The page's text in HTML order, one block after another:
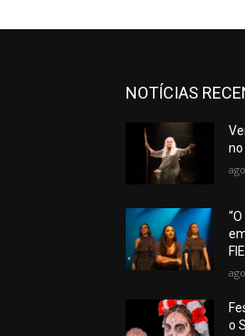
NOTÍCIAS
o